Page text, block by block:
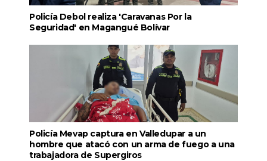
Policía Debol realiza 'Caravanas Por la
Seguridad' en Magangué Bolívar
Policía Mevap captura en Valledupar a un
hombre que atacó con un arma de fuego a una
trabajadora de Supergiros